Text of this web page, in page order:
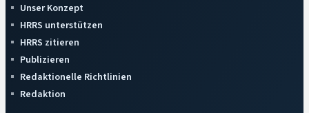
Unser Konzept
HRRS unterstützen
HRRS zitieren
Publizieren
Redaktionelle Richtlinien
Redaktion